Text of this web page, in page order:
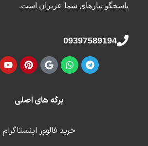
پاسخگو نیازهای شما عزیزان است.
09397589194
برگه های اصلی
خرید فالوور اینستاگرام